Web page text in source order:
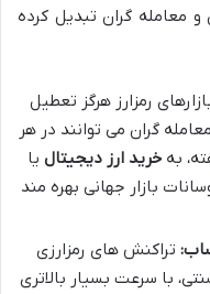
و معامله گران تبدیل کرده
رمزارز هرگز تعطیل
گران می توانند در هر
به خرید ارز دیجیتال یا
بازار جهانی بهره مند
تراکنش های رمزارزی
با سرعت بسیار بالاتری